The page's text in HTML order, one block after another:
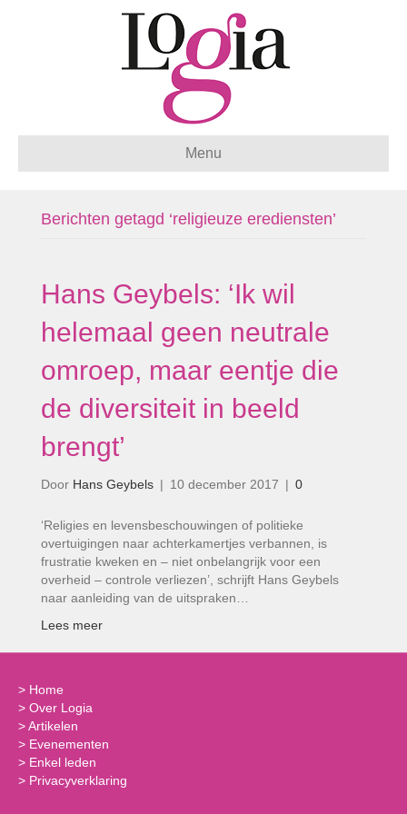
Menu
Berichten getagd ‘religieuze erediensten’
Hans Geybels: ‘Ik wil
helemaal geen neutrale
omroep, maar eentje die
de diversiteit in beeld
brengt’
Door Hans Geybels | 10 december 2017 | 0
‘Religies en levensbeschouwingen of politieke
overtuigingen naar achterkamertjes verbannen, is
frustratie kweken en – niet onbelangrijk voor een
overheid – controle verliezen’, schrijft Hans Geybels
naar aanleiding van de uitspraken…
Lees meer
> Home
> Over Logia
>Artikelen
> Evenementen
> Enkel leden
> Privacyverklaring